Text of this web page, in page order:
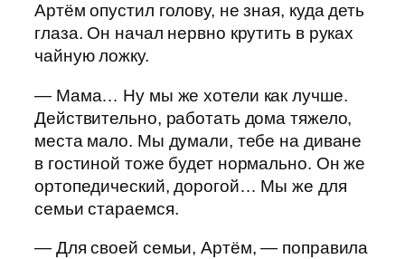
Артём опустил голову, не зная, куда деть
глаза. Он начал нервно крутить в руках
чайную ложку.
— Мама… Ну мы же хотели как лучше.
Действительно, работать дома тяжело,
места мало. Мы думали, тебе на диване
в гостиной тоже будет нормально. Он же
ортопедический, дорогой… Мы же для
семьи стараемся.
— Для своей семьи, Артём, — поправила